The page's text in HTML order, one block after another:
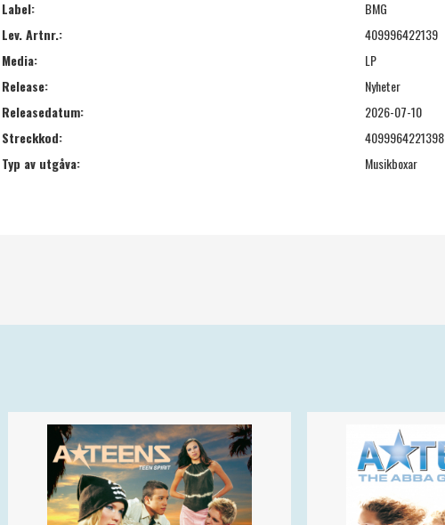
Label:
BMG
Lev. Artnr.:
409996422139
Media:
LP
Release:
Nyheter
Releasedatum:
2026-07-10
Streckkod:
4099964221398
Typ av utgåva:
Musikboxar